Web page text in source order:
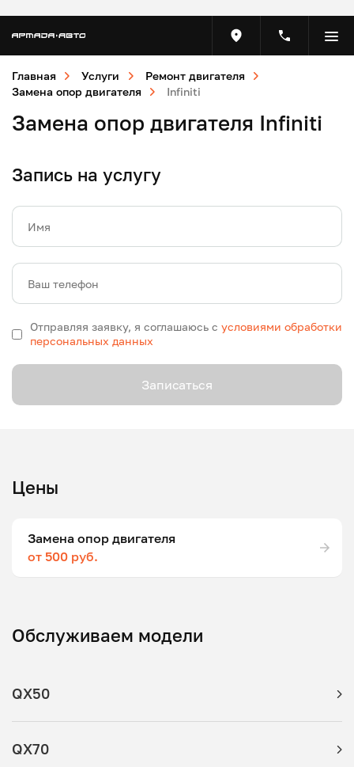
Главная Услуги
Ремонт двигателя
Замена опор двигателя
Infiniti
Замена опор двигателя Infiniti
Запись на услугу
Имя
Ваш телефон
Отправляя заявку, я соглашаюсь с условиями обработки
персональных данных
Записаться
Цены
Замена опор двигателя
от 500 руб.
Обслуживаем модели
QX50
QX70